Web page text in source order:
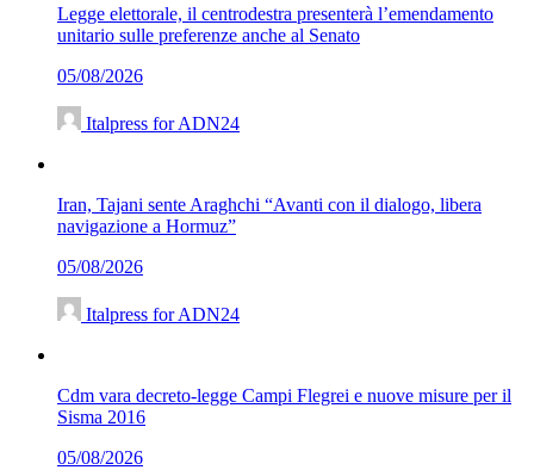
Legge elettorale, il centrodestra presenterà l’emendamento
unitario sulle preferenze anche al Senato
05/08/2026
Italpress for ADN24
Iran, Tajani sente Araghchi “Avanti con il dialogo, libera
navigazione a Hormuz”
05/08/2026
Italpress for ADN24
Cdm vara decreto-legge Campi Flegrei e nuove misure per il
Sisma 2016
05/08/2026